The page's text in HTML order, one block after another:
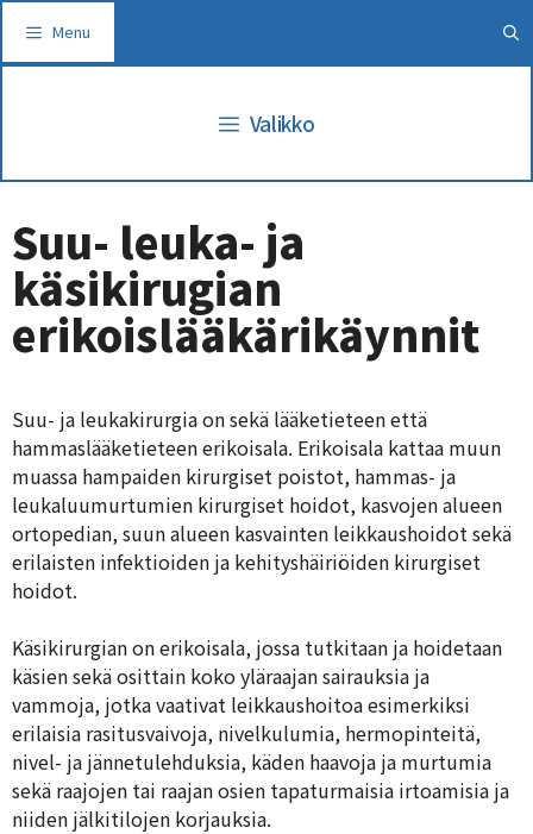
sisältöön
Menu
Valikko
Suu- leuka- ja
käsikirugian
erikoislääkärikäynnit
Suu- ja leukakirurgia on sekä lääketieteen että
hammaslääketieteen erikoisala. Erikoisala kattaa muun
muassa hampaiden kirurgiset poistot, hammas- ja
leukaluumurtumien kirurgiset hoidot, kasvojen alueen
ortopedian, suun alueen kasvainten leikkaushoidot sekä
erilaisten infektioiden ja kehityshäiriöiden kirurgiset
hoidot.
Käsikirurgian on erikoisala, jossa tutkitaan ja hoidetaan
käsien sekä osittain koko yläraajan sairauksia ja
vammoja, jotka vaativat leikkaushoitoa esimerkiksi
erilaisia rasitusvaivoja, nivelkulumia, hermopinteitä,
nivel- ja jännetulehduksia, käden haavoja ja murtumia
sekä raajojen tai raajan osien tapaturmaisia irtoamisia ja
niiden jälkitilojen korjauksia.